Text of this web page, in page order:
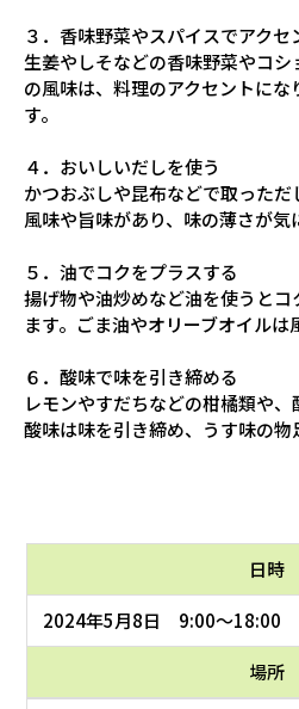
３．香味野菜やスパイスでアクセ
生姜やしそなどの香味野菜やコ
の風味は、料理のアクセントにな
す。
４．おいしいだしを使う
かつおぶしや昆布などで取った
風味や旨味があり、味の薄さが気
５．油でコクをプラスする
揚げ物や油炒めなど油を使うと
ます。ごま油やオリーブオイルは
６．酸味で味を引き締める
レモンやすだちなどの柑橘類や
酸味は味を引き締め、うす味の物
日時
2024年5月8日 9:00～18:00
場所